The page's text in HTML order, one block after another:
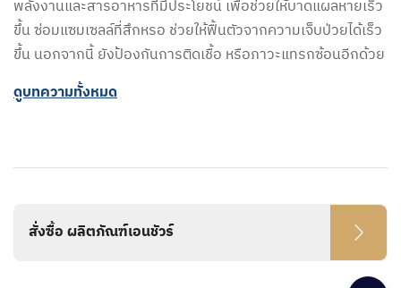
พลังงานและสารอาหารที่มีประโยชน์ เพื่อช่วยให้บาดแผลหายเร็ว
ขึ้น ซ่อมแซมเซลล์ที่สึกหรอ ช่วยให้ฟื้นตัวจากความเจ็บป่วยได้เร็ว
ขึ้น นอกจากนี้ ยังป้องกันการติดเชื้อ หรือภาวะแทรกซ้อนอีกด้วย
ดูบทความทั้งหมด​​
สั่งซื้อ ผลิตภัณฑ์เอนชัวร์